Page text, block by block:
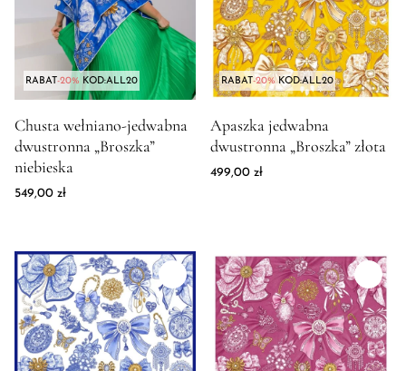
turkus
Wrzosowy
żółty
RABAT -20% KOD:ALL20
Chusta wełniano-jedwabna
dwustronna „Broszka”
niebieska
549,00 zł
RABAT-20%KOD:ALL20
Apaszka jedwabna
dwustronna „Broszka” złota
499,00zł